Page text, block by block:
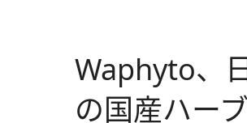
Waphyto、
の国産ハー